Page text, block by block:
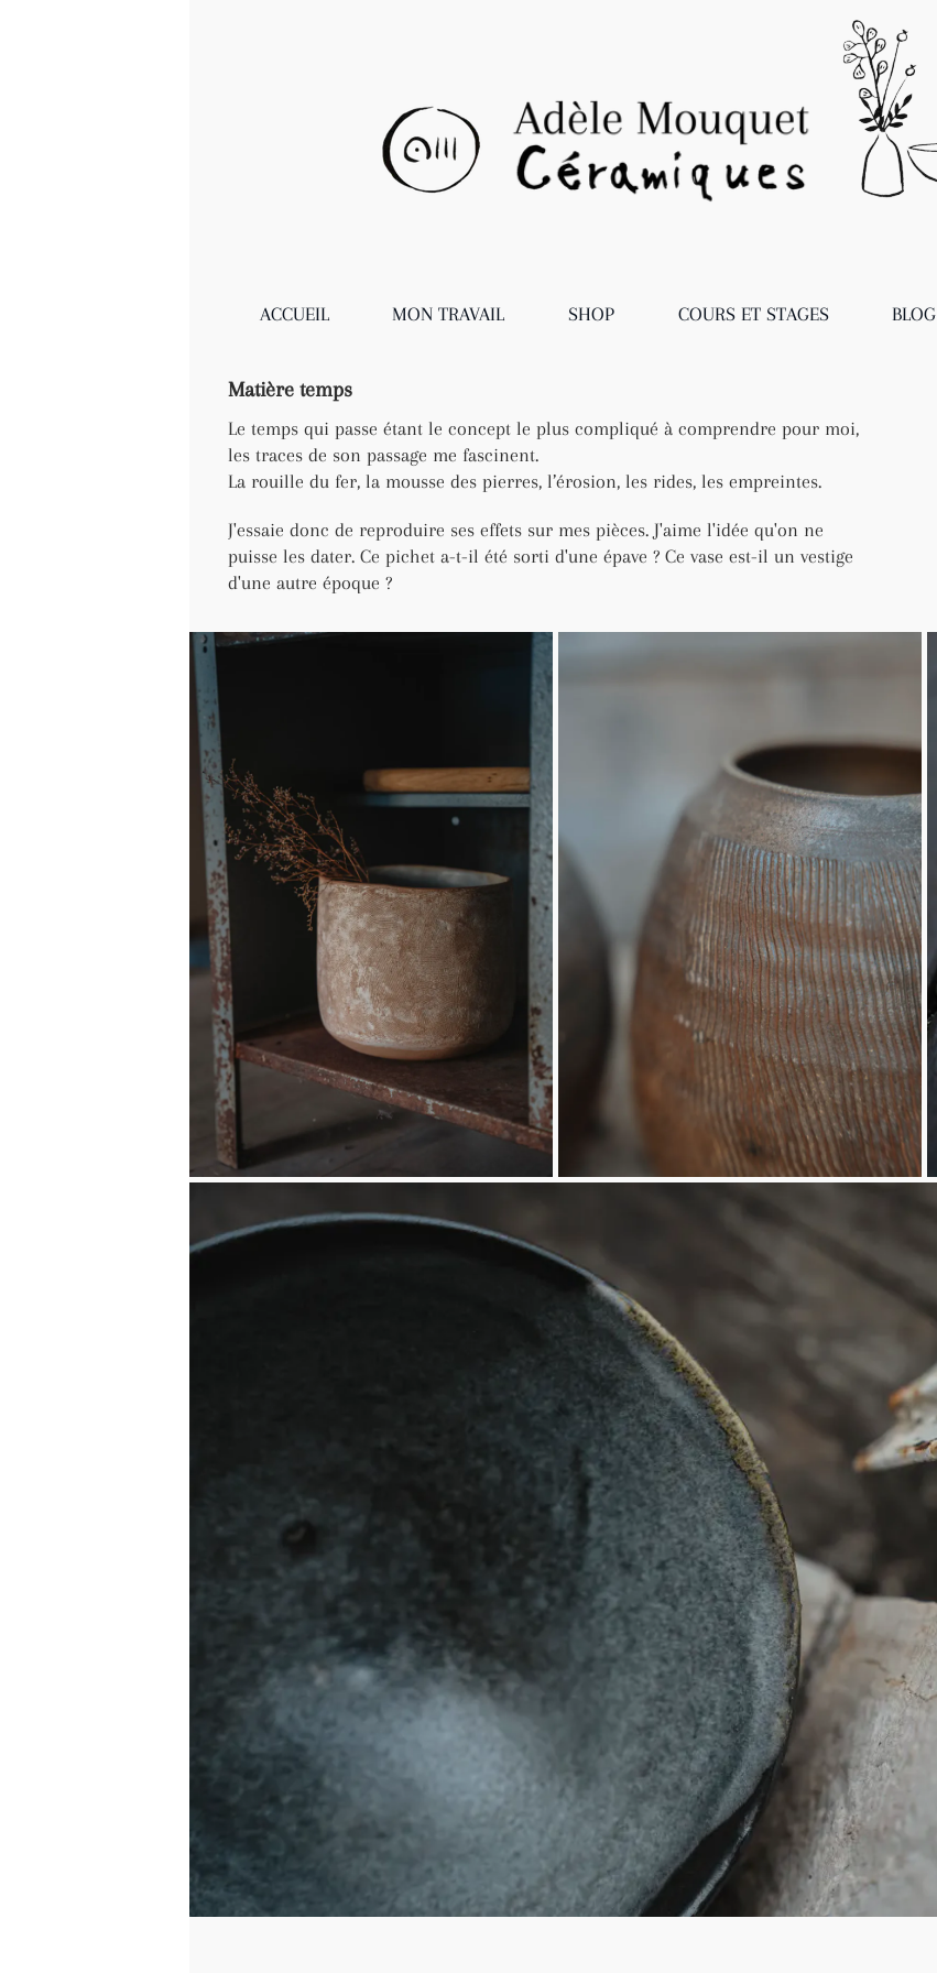
ACCUEIL MON TRAVAIL SHOP COURS ET STAGES BLOG
Matière temps
Le temps qui passe étant le concept le plus compliqué à comprendre pour moi,
les traces de son passage me fascinent.
La rouille du fer, la mousse des pierres, l’érosion, les rides, les empreintes.
J'essaie donc de reproduire ses effets sur mes pièces. J'aime l'idée qu'on ne
puisse les dater. Ce pichet a-t-il été sorti d'une épave ? Ce vase est-il un vestige
d'une autre époque ?